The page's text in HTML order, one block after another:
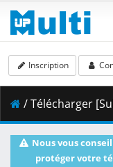
Inscription
/ Télécharger [SubsPlease] Futari
Nous vous
protéger votre